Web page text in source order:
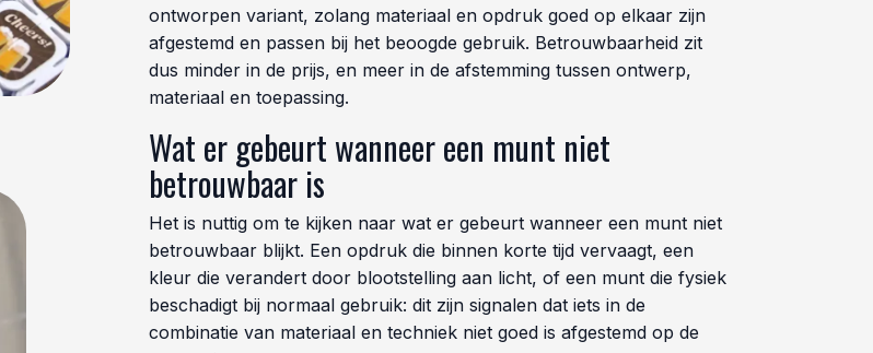
ontworpen variant, zolang materiaal en opdruk goed op elkaar zijn
afgestemd en passen bij het beoogde gebruik. Betrouwbaarheid zit
dus minder in de prijs, en meer in de afstemming tussen ontwerp,
materiaal en toepassing.
Wat er gebeurt wanneer een munt niet
betrouwbaar is
Het is nuttig om te kijken naar wat er gebeurt wanneer een munt niet
betrouwbaar blijkt. Een opdruk die binnen korte tijd vervaagt, een
kleur die verandert door blootstelling aan licht, of een munt die fysiek
beschadigt bij normaal gebruik: dit zijn signalen dat iets in de
combinatie van materiaal en techniek niet goed is afgestemd op de